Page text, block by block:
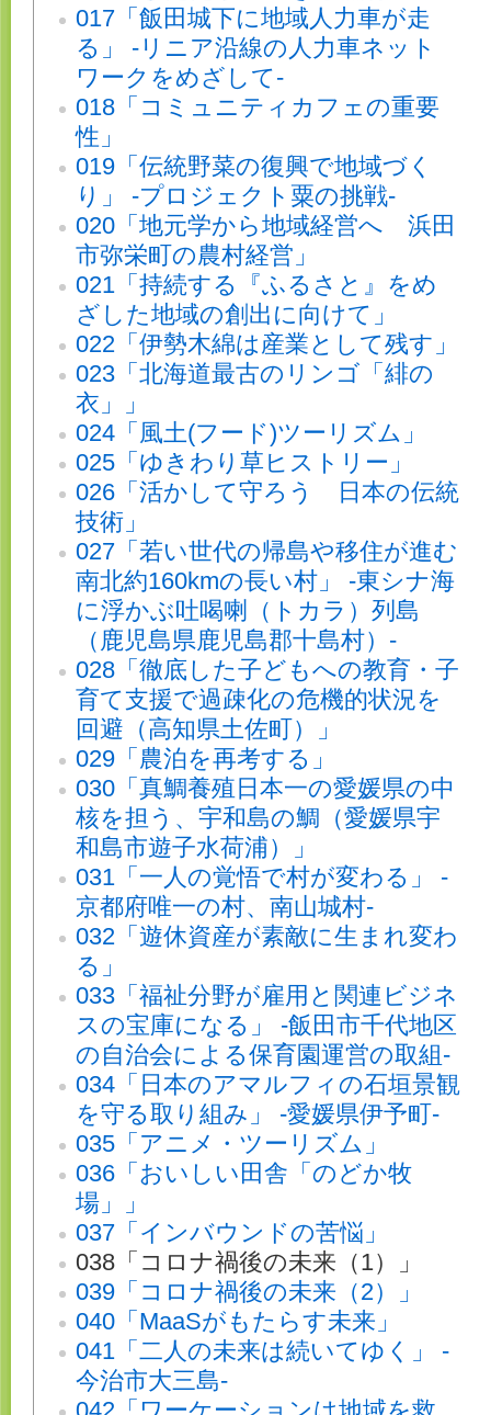
017「飯田城下に地域人力車が走
る」 -リニア沿線の人力車ネット
ワークをめざして-
018「コミュニティカフェの重要
性」
019「伝統野菜の復興で地域づく
り」 -プロジェクト粟の挑戦-
020「地元学から地域経営へ 浜田
市弥栄町の農村経営」
021「持続する『ふるさと』をめ
ざした地域の創出に向けて」
022「伊勢木綿は産業として残す」
023「北海道最古のリンゴ「緋の
衣」」
024「風土(フード)ツーリズム」
025「ゆきわり草ヒストリー」
026「活かして守ろう 日本の伝統
技術」
027「若い世代の帰島や移住が進む
南北約160kmの長い村」 -東シナ海
に浮かぶ吐喝喇（トカラ）列島
（鹿児島県鹿児島郡十島村）-
028「徹底した子どもへの教育・子
育て支援で過疎化の危機的状況を
回避（高知県土佐町）」
029「農泊を再考する」
030「真鯛養殖日本一の愛媛県の中
核を担う、宇和島の鯛（愛媛県宇
和島市遊子水荷浦）」
031「一人の覚悟で村が変わる」 -
京都府唯一の村、南山城村-
032「遊休資産が素敵に生まれ変わ
る」
033「福祉分野が雇用と関連ビジネ
スの宝庫になる」 -飯田市千代地区
の自治会による保育園運営の取組-
034「日本のアマルフィの石垣景観
を守る取り組み」 -愛媛県伊予町-
035「アニメ・ツーリズム」
036「おいしい田舎「のどか牧
場」」
037「インバウンドの苦悩」
038「コロナ禍後の未来（1）」
039「コロナ禍後の未来（2）」
040「MaaSがもたらす未来」
041「二人の未来は続いてゆく」 -
今治市大三島-